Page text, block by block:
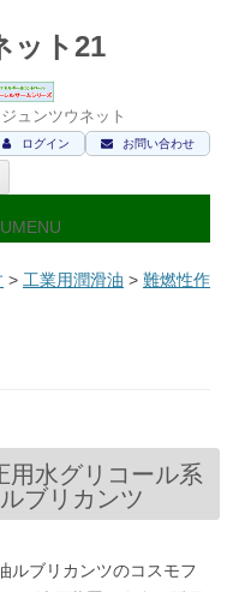
ット21
ュンツウネット
お問い合わせ
ログイン
ン
ツ
ス
キ
MENU
> 工業用潤滑油 > 難燃性作
用水グリコール系
ブリカンツ
ルブリカンツのコスモフ